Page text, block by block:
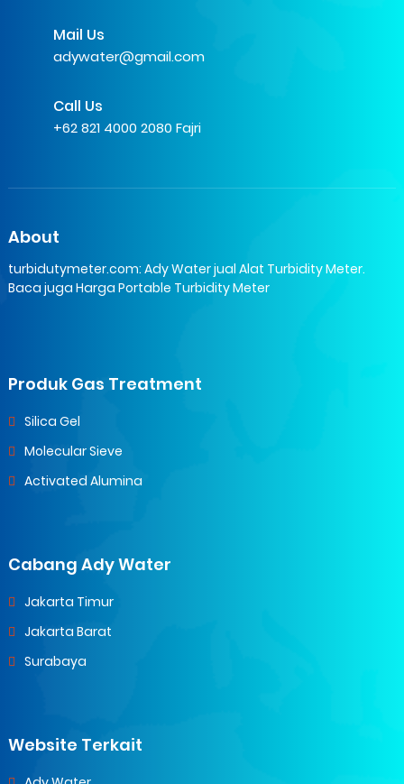
Mail Us
adywater@gmail.com
Call Us
+62 821 4000 2080 Fajri
About
turbidutymeter.com: Ady Water jual Alat Turbidity Meter.
Baca juga Harga Portable Turbidity Meter
Produk Gas Treatment
Silica Gel
Molecular Sieve
Activated Alumina
Cabang Ady Water
Jakarta Timur
Jakarta Barat
Surabaya
Website Terkait